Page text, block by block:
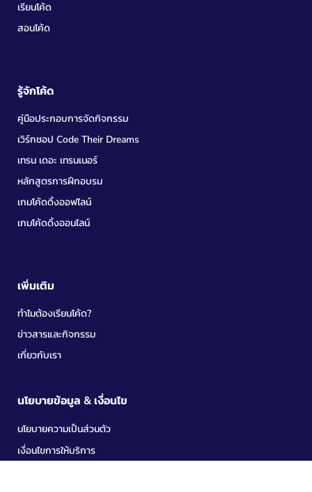
เรียนโค้ด
สอนโค้ด
รู้จักโค้ด
คู่มือประกอบการจัดกิจกรรม
เวิร์กชอป Code Their Dreams
เทรน เดอะ เทรนเนอร์
หลักสูตรการฝึกอบรม
เกมโค้ดดิ้งออฟไลน์
เกมโค้ดดิ้งออนไลน์
เพิ่มเติม
ทำไมต้องเรียนโค้ด?
ข่าวสารและกิจกรรม
เกี่ยวกับเรา
นโยบายข้อมูล & เงื่อนไข
นโยบายความเป็นส่วนตัว
เงื่อนไขการให้บริการ